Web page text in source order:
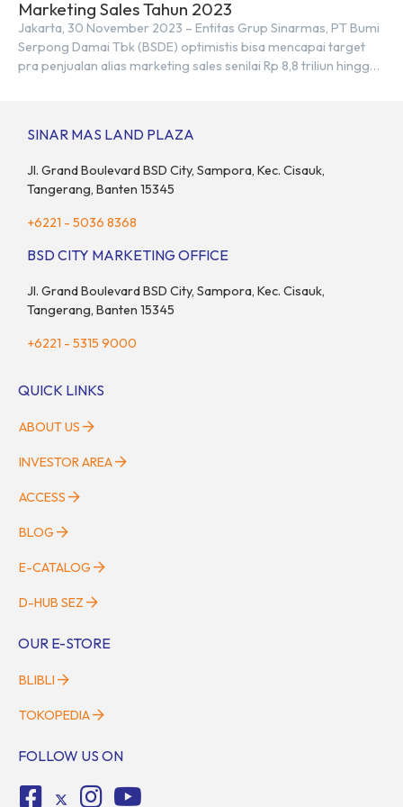
Marketing Sales Tahun 2023
Jakarta, 30 November 2023 – Entitas Grup Sinarmas, PT Bumi
Serpong Damai Tbk (BSDE) optimistis bisa mencapai target
pra penjualan alias marketing sales senilai Rp 8,8 triliun hingga
target. “Kami yakin target […]
SINAR MAS LAND PLAZA
Jl. Grand Boulevard BSD City, Sampora, Kec. Cisauk,
Tangerang, Banten 15345
+6221 - 5036 8368
BSD CITY MARKETING OFFICE
Jl. Grand Boulevard BSD City, Sampora, Kec. Cisauk,
Tangerang, Banten 15345
+6221 - 5315 9000
QUICK LINKS
ABOUT US
INVESTOR AREA
ACCESS
BLOG
E-CATALOG
D-HUB SEZ
OUR E-STORE
BLIBLI
TOKOPEDIA
FOLLOW US ON